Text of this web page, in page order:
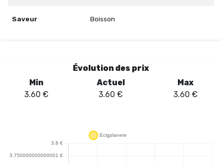
Saveur Boisson
Évolution des prix
Min
3.60 €
Actuel
3.60 €
Max
3.60 €